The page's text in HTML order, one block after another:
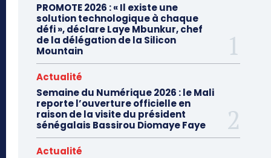
PROMOTE 2026 : « Il existe une
solution technologique à chaque
défi », déclare Laye Mbunkur, chef
de la délégation de la Silicon
Mountain
Actualité
Semaine du Numérique 2026 : le Mali
reporte l’ouverture officielle en
raison de la visite du président
sénégalais Bassirou Diomaye Faye
Actualité